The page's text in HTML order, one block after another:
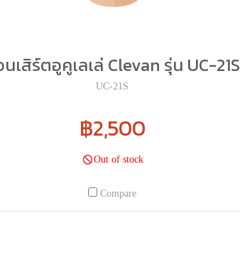
เสิร์ตอูคูเลเล่ Clevan รุ่น UC-21S
UC-21S
฿2,500
Out of stock
Compare